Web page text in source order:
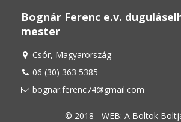
Bognár Ferenc e.v.
mester
Csór, Magyarország
06 (30) 363 5385
bognar.ferenc74@gmail.com
© 2018 - WEB: A Boltok